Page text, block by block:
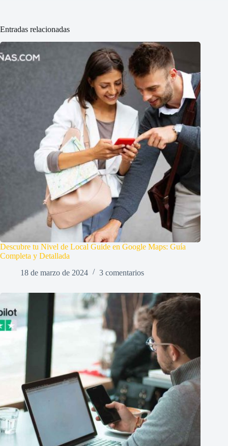
Entradas relacionadas
Descubre tu Nivel de Local Guide en Google Maps: Guía
Completa y Detallada
18 de marzo de 2024
3 comentarios